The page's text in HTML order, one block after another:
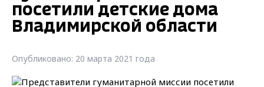
посетили детские дома
Владимирской области
Опубликовано: 20 марта 2021 года